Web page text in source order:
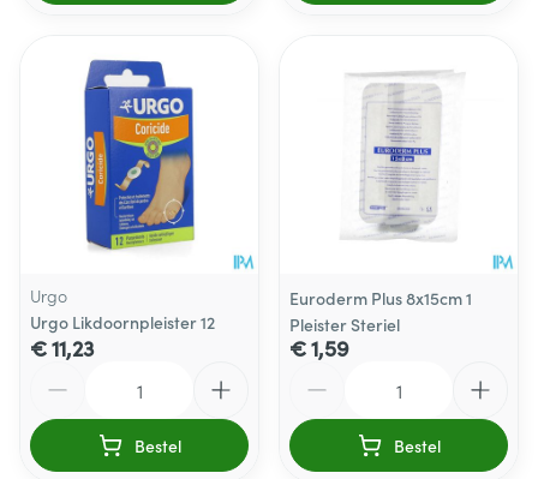
Urgo
Urgo Likdoornpleister 12
€ 11,23
Bestel
Euroderm Plus 8x15cm 1
Pleister Steriel
€ 1,59
Bestel